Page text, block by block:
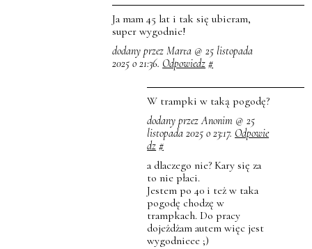
Ja mam 45 lat i tak się ubieram,
super wygodnie!
dodany przez Marta @ 25 listopada
2025 o 21:36. Odpowiedz #
W trampki w taką pogodę?
dodany przez Anonim @ 25
listopada 2025 o 23:17. Odpowie
dz #
a dlaczego nie? Kary się za
to nie płaci.
Jestem po 40 i też w taka
pogodę chodzę w
trampkach. Do pracy
dojeżdżam autem więc jest
wygodnieee ;)